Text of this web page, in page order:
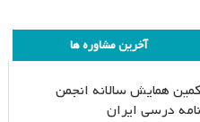
آخرین مشاوره ها
همایش سالانه انجمن
درسی ایران